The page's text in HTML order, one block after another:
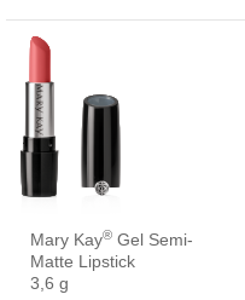
Mary Kay® Gel Semi-
Matte Lipstick
3,6 g